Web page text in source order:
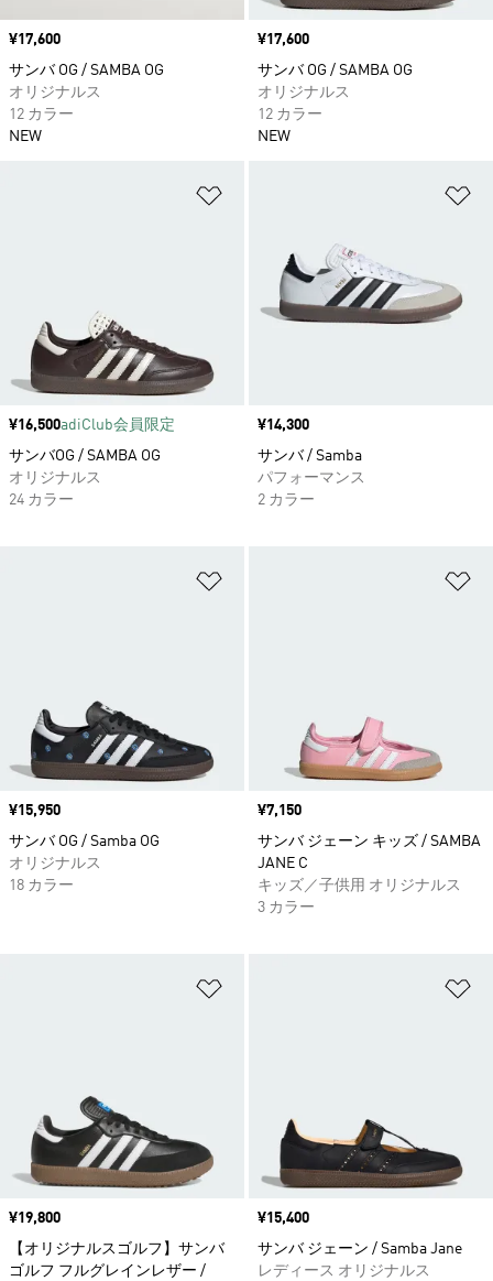
価格
¥17,600
サンバ OG / SAMBA OG
オリジナルス
12 カラー
NEW
価格
¥17,600
サンバ OG / SAMBA OG
オリジナルス
12 カラー
NEW
価格
¥16,500adiClub会員限定
サンバOG / SAMBA OG
オリジナルス
24 カラー
価格
¥14,300
サンバ / Samba
パフォーマンス
2 カラー
価格
¥15,950
サンバ OG / Samba OG
オリジナルス
18 カラー
価格
¥7,150
サンバ ジェーン キッズ / SAMBA
JANE C
キッズ／子供用 オリジナルス
3 カラー
価格
¥19,800
【オリジナルスゴルフ】サンバ
ゴルフ フルグレインレザー /
価格
¥15,400
サンバ ジェーン / Samba Jane
レディース オリジナルス